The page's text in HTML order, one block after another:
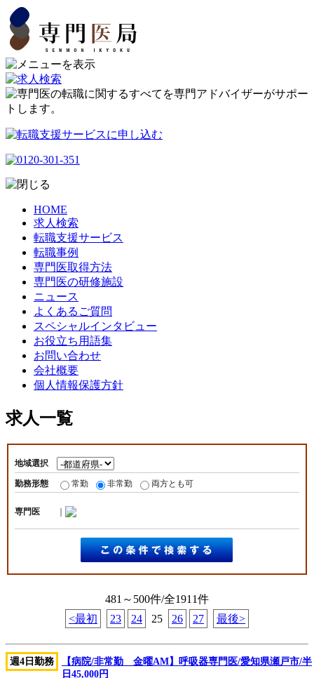
HOME
求人検索
転職支援サービス
転職事例
専門医取得方法
専門医の研修施設
ニュース
よくあるご質問
スペシャルインタビュー
お役立ち用語集
お問い合わせ
会社概要
個人情報保護方針
求人一覧
地域選択
勤務形態 常勤 非常勤 両方とも可
専門医 ｜
481～500件/全1911件
<最初
23 24 25 26 27 最後>
週4日勤務
【病院/非常勤 金曜AM】呼吸器専門医/愛知県瀬戸市/半
日45,000円